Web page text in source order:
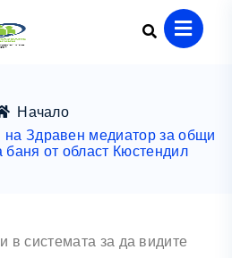
Начало
на Здравен медиатор за общи
от област Кюстендил
в системата за да видите